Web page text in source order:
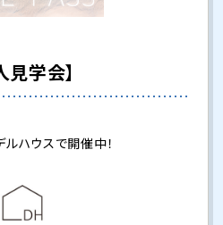
見学会】
ハウスで開催中！